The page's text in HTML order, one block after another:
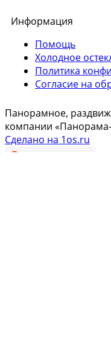
Информация
Помощь
Холодное
Политика
Согласие на
Панорамное,
компании
Сделано на 1os.ru